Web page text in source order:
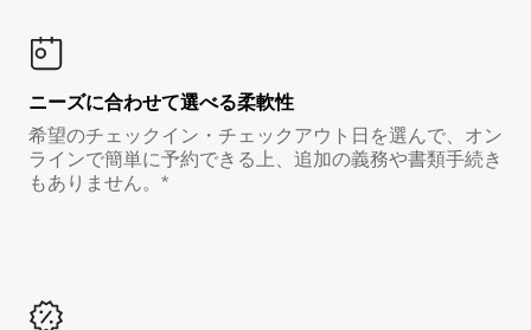
ニーズに合わせて選べる柔軟性
希望のチェックイン・チェックアウト日を選んで、オン
ラインで簡単に予約できる上、追加の義務や書類手続き
もありません。*